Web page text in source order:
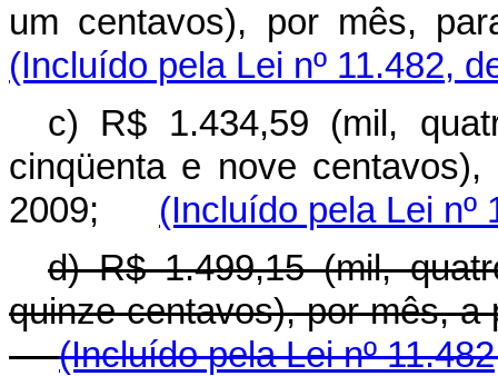
um centavos), por mês,
(Incluído pela Lei nº 11.482,
c) R$ 1.434,59 (mil,
cinqüenta e nove
2009; (Incluído pela Lei nº
d) R$ 1.499,15 (mil,
quinze centavos), por mês,
(Incluído pela Lei nº